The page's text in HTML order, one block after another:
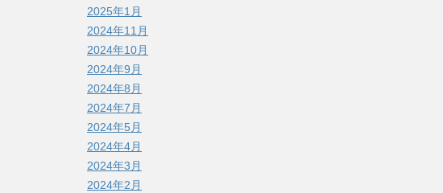
2025年1月
2024年11月
2024年10月
2024年9月
2024年8月
2024年7月
2024年5月
2024年4月
2024年3月
2024年2月